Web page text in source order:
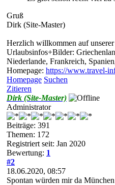
Gruß
Dirk (Site-Master)
Herzlich willkommen auf unserer
Urlaubsinfos+Bilder:
Niederlande, Frankreich,
Homepage: https://www.travel-
Homepage Suchen
Zitieren
Dirk (Site-Master)
Administrator
Beiträge: 391
Themen: 172
Registriert seit: Jan 2020
Bewertung: 1
#2
18.06.2020, 08:57
Spontan würden mir da